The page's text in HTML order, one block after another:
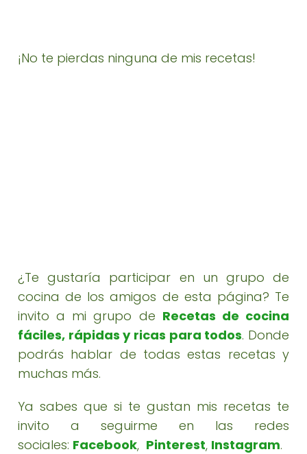
¡No te pierdas ninguna de mis recetas!
¿Te gustaría participar en un grupo de
cocina de los amigos de esta página? Te
invito a mi grupo de Recetas de cocina
fáciles, rápidas y ricas para todos. Donde
podrás hablar de todas estas recetas y
muchas más.
Ya sabes que si te gustan mis recetas te
invito a seguirme en las redes
sociales: Facebook, Pinterest, Instagram.